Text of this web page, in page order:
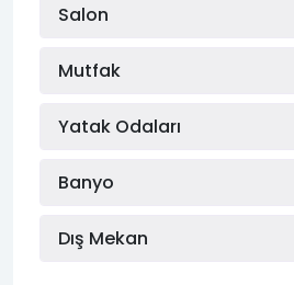
Salon
Mutfak
Yatak Odaları
Banyo
Dış Mekan